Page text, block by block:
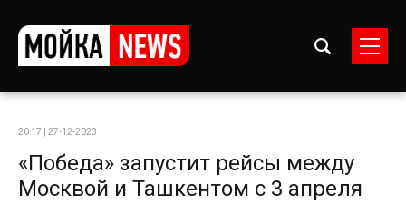
20:17 | 27-12-2023
«Победа» запустит рейсы между
Москвой и Ташкентом с 3 апреля